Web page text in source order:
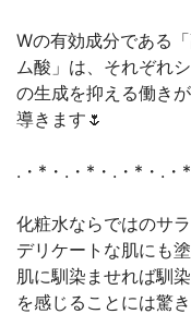
Wの有効成分である
ム酸」は、それぞれ
の生成を抑える働き
導きます🌷
.・*・.・*・.・*・.・
化粧水ならではのサ
デリケートな肌にも
肌に馴染ませれば馴
を感じることには驚